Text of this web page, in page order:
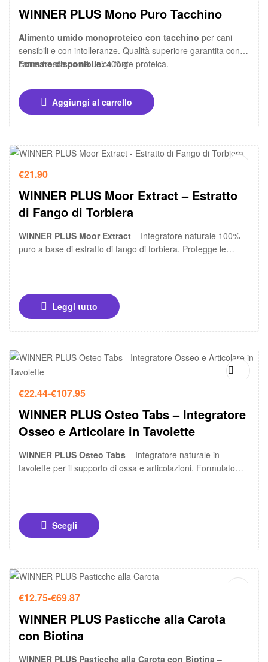
WINNER PLUS Mono Puro Tacchino
Alimento umido monoproteico con tacchino per cani
sensibili e con intolleranze. Qualità superiore garantita con
carne fresca come unica fonte proteica.
Formato disponibile:400 g
Aggiungi al carrello
€21.90
WINNER PLUS Moor Extract – Estratto
di Fango di Torbiera
WINNER PLUS Moor Extract – Integratore naturale 100%
puro a base di estratto di fango di torbiera. Protegge le
Leggi tutto
-15%
€22.44-€107.95
WINNER PLUS Osteo Tabs – Integratore
Osseo e Articolare in Tavolette
WINNER PLUS Osteo Tabs – Integratore naturale in
tavolette per il supporto di ossa e articolazioni. Formulato
Scegli
-15%
€12.75-€69.87
WINNER PLUS Pasticche alla Carota
con Biotina
WINNER PLUS Pasticche alla Carota con Biotina –